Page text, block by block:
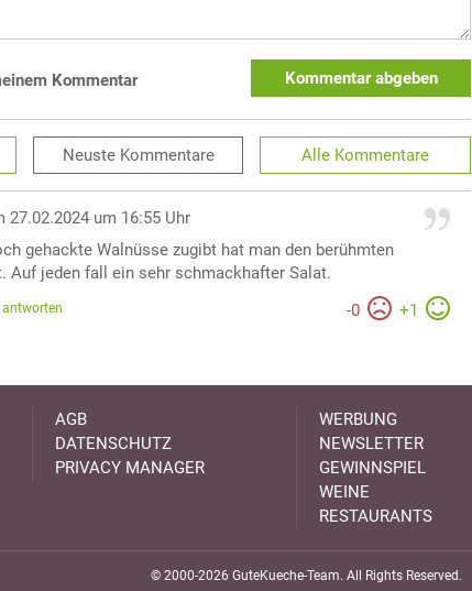
Kommentar Kommentar abgeben
Neuste Kommentare Alle Kommentare
27.02.2024 um 16:55 Uhr
gehackte Walnüsse zugibt hat man den berühmten
Auf jeden fall ein sehr schmackhafter Salat.
-0 +1
AGB
DATENSCHUTZ
PRIVACY MANAGER
WERBUNG
NEWSLETTER
GEWINNSPIEL
WEINE
RESTAURANTS
© 2000-2026 GuteKueche-Team. All Rights Reserved.